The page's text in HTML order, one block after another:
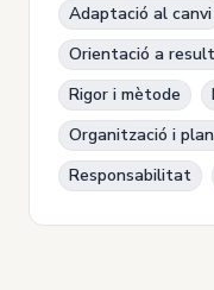
Adaptació al canvi
Orientació a
Rigor i mètode
Organització i
Responsabilitat